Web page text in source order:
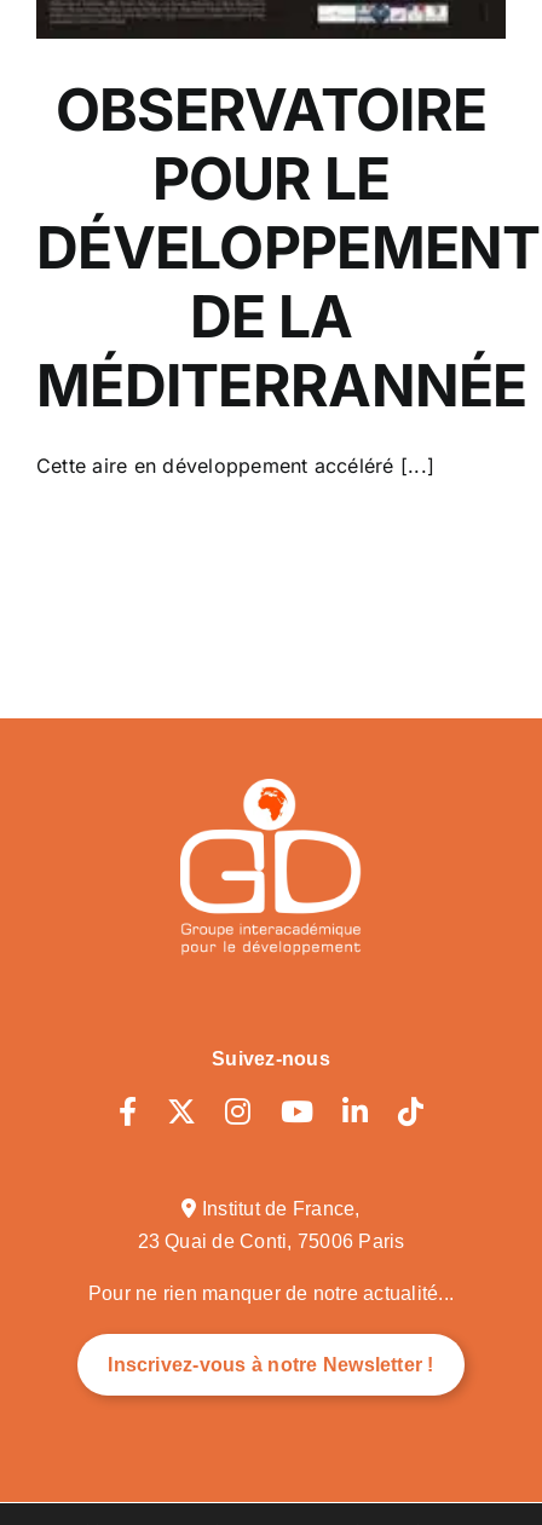
OBSERVATOIRE
POUR LE
DÉVELOPPEMENT
DE LA
MÉDITERRANNÉE
Cette aire en développement accéléré [...]
Suivez-nous
Institut de France,
23 Quai de Conti, 75006 Paris
Pour ne rien manquer de notre actualité...
Inscrivez-vous à notre Newsletter !